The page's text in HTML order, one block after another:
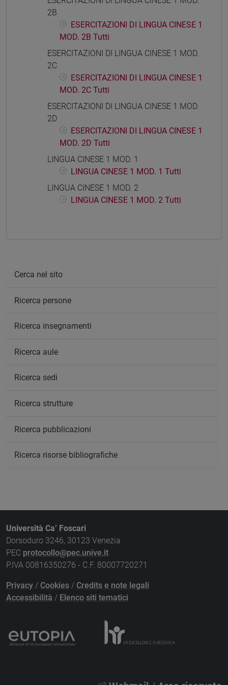
2B
ESERCITAZIONI DI LINGUA CINESE 1
MOD. 2B Tutti
ESERCITAZIONI DI LINGUA CINESE 1 MOD.
2C
ESERCITAZIONI DI LINGUA CINESE 1
MOD. 2C Tutti
ESERCITAZIONI DI LINGUA CINESE 1 MOD.
2D
ESERCITAZIONI DI LINGUA CINESE 1
MOD. 2D Tutti
LINGUA CINESE 1 MOD. 1
LINGUA CINESE 1 MOD. 1 Tutti
LINGUA CINESE 1 MOD. 2
LINGUA CINESE 1 MOD. 2 Tutti
Cerca nel sito
Ricerca persone
Ricerca insegnamenti
Ricerca aule
Ricerca sedi
Ricerca strutture
Ricerca pubblicazioni
Ricerca risorse bibliografiche
Università Ca’ Foscari
Dorsoduro 3246, 30123 Venezia
PEC protocollo@pec.unive.it
P.IVA 00816350276 - C.F. 80007720271
Privacy / Cookies / Credits e note legali
Accessibilità / Elenco siti tematici